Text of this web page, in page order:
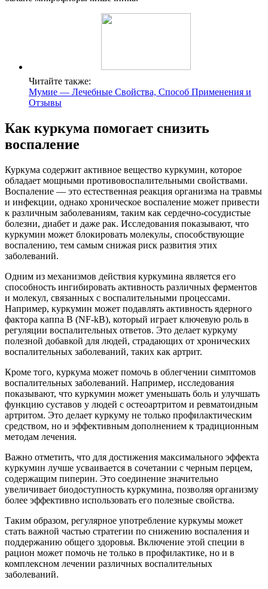
Читайте также:
Мумие — Лечебные Свойства, Способ Применения и
Отзывы
Как куркума помогает снизить
воспаление
Куркума содержит активное вещество куркумин, которое
обладает мощными противовоспалительными свойствами.
Воспаление — это естественная реакция организма на травмы
и инфекции, однако хроническое воспаление может привести
к различным заболеваниям, таким как сердечно-сосудистые
болезни, диабет и даже рак. Исследования показывают, что
куркумин может блокировать молекулы, способствующие
воспалению, тем самым снижая риск развития этих
заболеваний.
Одним из механизмов действия куркумина является его
способность ингибировать активность различных ферментов
и молекул, связанных с воспалительными процессами.
Например, куркумин может подавлять активность ядерного
фактора каппа B (NF-kB), который играет ключевую роль в
регуляции воспалительных ответов. Это делает куркуму
полезной добавкой для людей, страдающих от хронических
воспалительных заболеваний, таких как артрит.
Кроме того, куркума может помочь в облегчении симптомов
воспалительных заболеваний. Например, исследования
показывают, что куркумин может уменьшать боль и улучшать
функцию суставов у людей с остеоартритом и ревматоидным
артритом. Это делает куркуму не только профилактическим
средством, но и эффективным дополнением к традиционным
методам лечения.
Важно отметить, что для достижения максимального эффекта
куркумин лучше усваивается в сочетании с черным перцем,
содержащим пиперин. Это соединение значительно
увеличивает биодоступность куркумина, позволяя организму
более эффективно использовать его полезные свойства.
Таким образом, регулярное употребление куркумы может
стать важной частью стратегии по снижению воспаления и
поддержанию общего здоровья. Включение этой специи в
рацион может помочь не только в профилактике, но и в
комплексном лечении различных воспалительных
заболеваний.